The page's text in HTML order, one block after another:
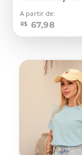
A partir de:
R$ 67,98